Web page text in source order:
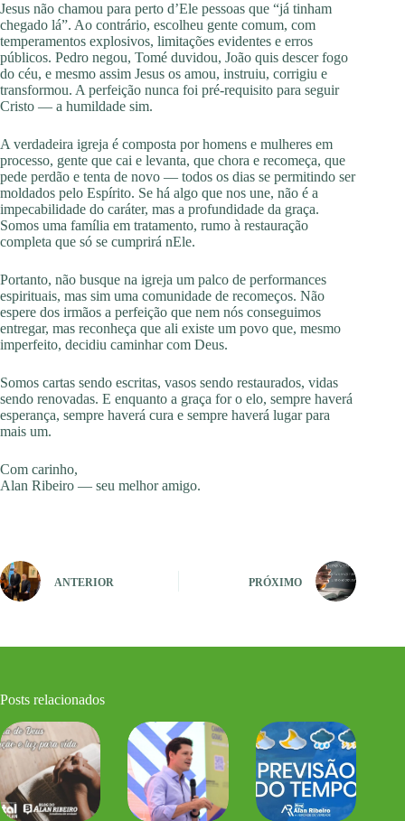
Jesus não chamou para perto d’Ele pessoas que “já tinham
chegado lá”. Ao contrário, escolheu gente comum, com
temperamentos explosivos, limitações evidentes e erros
públicos. Pedro negou, Tomé duvidou, João quis descer fogo
do céu, e mesmo assim Jesus os amou, instruiu, corrigiu e
transformou. A perfeição nunca foi pré-requisito para seguir
Cristo — a humildade sim.
A verdadeira igreja é composta por homens e mulheres em
processo, gente que cai e levanta, que chora e recomeça, que
pede perdão e tenta de novo — todos os dias se permitindo ser
moldados pelo Espírito. Se há algo que nos une, não é a
impecabilidade do caráter, mas a profundidade da graça.
Somos uma família em tratamento, rumo à restauração
completa que só se cumprirá nEle.
Portanto, não busque na igreja um palco de performances
espirituais, mas sim uma comunidade de recomeços. Não
espere dos irmãos a perfeição que nem nós conseguimos
entregar, mas reconheça que ali existe um povo que, mesmo
imperfeito, decidiu caminhar com Deus.
Somos cartas sendo escritas, vasos sendo restaurados, vidas
sendo renovadas. E enquanto a graça for o elo, sempre haverá
esperança, sempre haverá cura e sempre haverá lugar para
mais um.
Com carinho,
Alan Ribeiro — seu melhor amigo.
ANTERIOR PRÓXIMO
Posts relacionados